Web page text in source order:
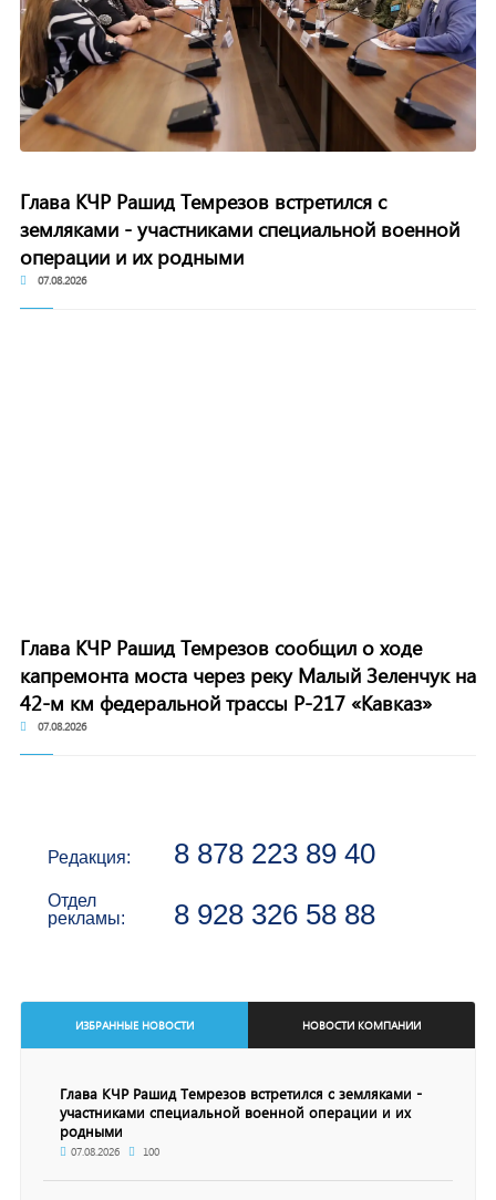
Глава КЧР Рашид Темрезов встретился с
земляками - участниками специальной военной
операции и их родными
07.08.2026
Глава КЧР Рашид Темрезов сообщил о ходе
капремонта моста через реку Малый Зеленчук на
42-м км федеральной трассы Р-217 «Кавказ»
07.08.2026
Редакция: 8 878 223 89 40
Отдел
рекламы:
8 928 326 58 88
ИЗБРАННЫЕ НОВОСТИ НОВОСТИ КОМПАНИИ
Глава КЧР Рашид Темрезов встретился с земляками -
участниками специальной военной операции и их
родными
07.08.2026 100